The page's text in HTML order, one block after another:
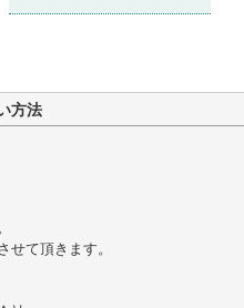
方法
せて頂きます。